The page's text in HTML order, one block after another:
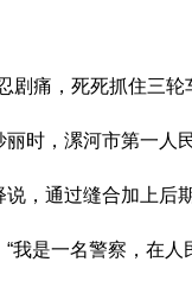
痛，死死抓住三
时，漯河市第一
，通过缝合加上后
我是一名警察，在